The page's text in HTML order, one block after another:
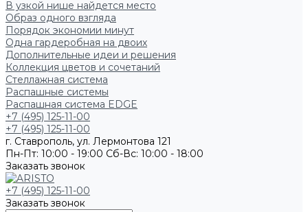
В узкой нише найдется место
Образ одного взгляда
Порядок экономии минут
Одна гардеробная на двоих
Дополнительные идеи и решения
Коллекция цветов и сочетаний
Стеллажная система
Распашные системы
Распашная система EDGE
+7 (495) 125-11-00
+7 (495) 125-11-00
г. Ставрополь, ул. Лермонтова 121
Пн-Пт: 10:00 - 19:00 Сб-Вс: 10:00 - 18:00
Заказать звонок
+7 (495) 125-11-00
Заказать звонок